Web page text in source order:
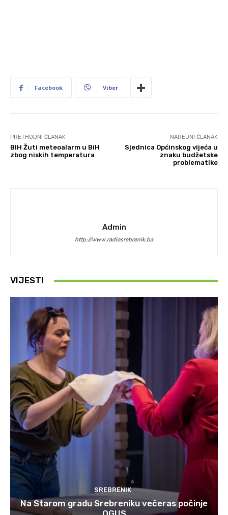
Facebook Viber
PRETHODNI ČLANAK
BIH Žuti meteoalarm u BiH
zbog niskih temperatura
NAREDNI ČLANAK
Sjednica Općinskog vijeća u
znaku budžetske
problematike
Admin
http://www.radiosrebrenik.ba
VIJESTI
SREBRENIK
Na Starom gradu Srebreniku večeras počinje